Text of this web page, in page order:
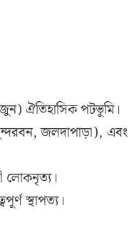
জুন) ঐতিহাসিক পটভূমি।
জলদাপাড়া), এবং
লোকনৃত্য।
স্থাপত্য।